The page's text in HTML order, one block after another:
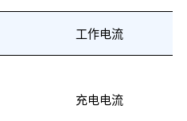
工作电流
充电电流